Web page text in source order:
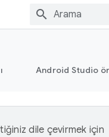
Android Studio
dile çevirmek için